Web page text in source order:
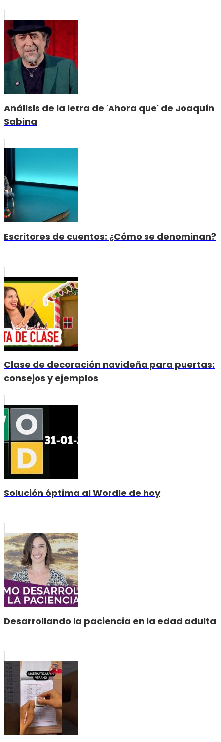
Análisis de la letra de 'Ahora que' de Joaquín
Sabina
Escritores de cuentos: ¿Cómo se denominan?
Clase de decoración navideña para puertas:
consejos y ejemplos
Solución óptima al Wordle de hoy
Desarrollando la paciencia en la edad adulta